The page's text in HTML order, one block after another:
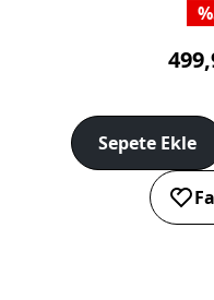
Sepete Ekle